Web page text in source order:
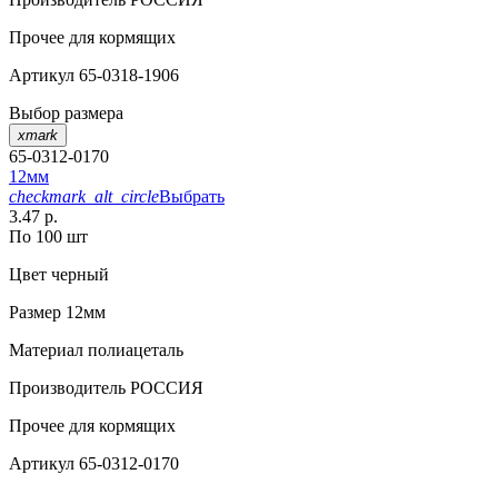
Прочее для кормящих
Артикул 65-0318-1906
Выбор размера
xmark
65-0312-0170
12мм
checkmark_alt_circleВыбрать
3.47 р.
По 100 шт
Цвет черный
Размер 12мм
Материал полиацеталь
Производитель РОССИЯ
Прочее для кормящих
Артикул 65-0312-0170